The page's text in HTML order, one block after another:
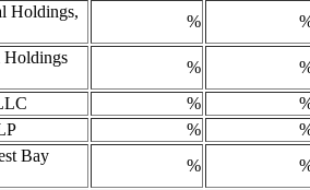
Holdings,
%
Holdings
%
%
%
Bay
%